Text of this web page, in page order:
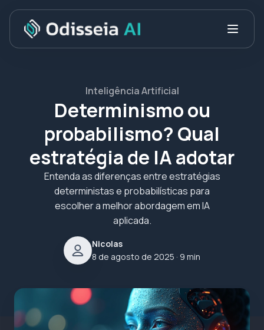
Inteligência Artificial
Determinismo ou
probabilismo? Qual
estratégia de IA adotar
Entenda as diferenças entre estratégias
deterministas e probabilísticas para
escolher a melhor abordagem em IA
aplicada.
Nicolas
8 de agosto de 2025 · 9 min